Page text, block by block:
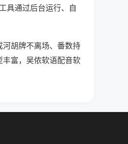
具通过后台运行、自
胡牌不离场、番数持
富，吴侬软语配音软